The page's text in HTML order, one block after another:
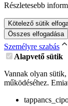
Részletesebb
Kötelező sütik
Összes elfogadása
Személyre szabás
Alapvető sütik
Vannak olyan
működéséhez.